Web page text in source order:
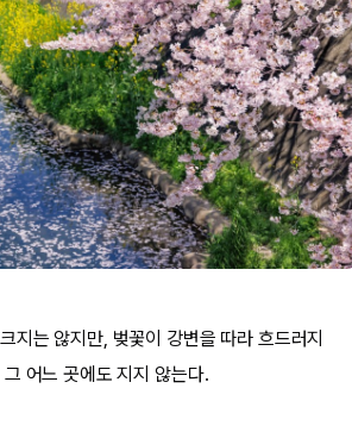
지는 않지만, 벚꽃이 강변을 따라 흐드러지
어느 곳에도 지지 않는다.